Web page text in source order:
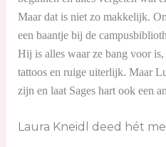
Maar dat is niet zo makkelijk.
een baantje bij de
Hij is alles waar ze bang voor
tattoos en ruige uiterlijk. Maar
zijn en laat Sages hart ook een
Laura Kneidl deed hét